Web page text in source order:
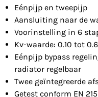
Eénpijp en tweepijp
Aansluiting naar de
Voorinstelling in 6
Kv-waarde: 0.10 tot
Eénpijp bypass
radiator regelbaar
Twee geïntegreerde
Getest conform EN 215